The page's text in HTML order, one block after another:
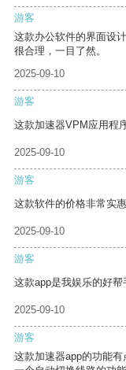
游客
这款办公软件的界面设
很合理，一目了然。
2025-09-10
游客
这款加速器VPM应用程
2025-09-10
游客
这款软件的价格非常实
2025-09-10
游客
这款app是我娱乐的好帮
2025-09-10
游客
这款加速器app的功能